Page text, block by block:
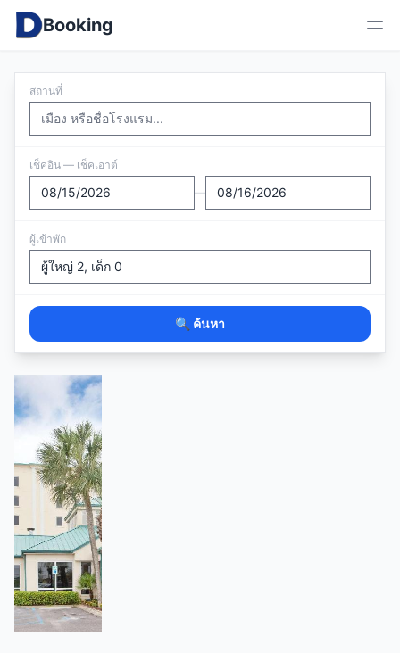
Booking
สถานที่
เช็คอิน — เช็คเอาต์
—
ผู้เข้าพัก
🔍 ค้นหา